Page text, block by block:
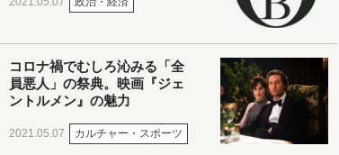
コロナ禍でむしろ沁みる「全
員悪人」の祭典。映画『ジェ
ントルメン』の魅力
2021.05.07 カルチャー・スポーツ